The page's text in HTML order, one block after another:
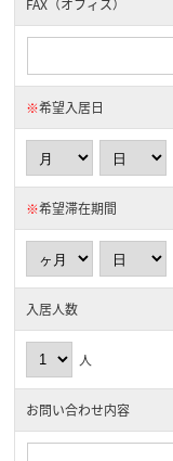
FAX（オフィス）
※希望入居日
※希望滞在期間
入居人数
人
お問い合わせ内容